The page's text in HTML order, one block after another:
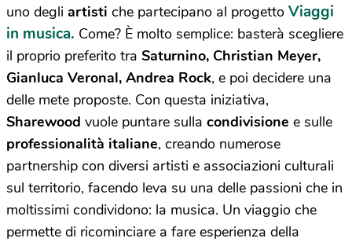
uno degli artisti che partecipano al progetto Viaggi
in musica. Come? È molto semplice: basterà scegliere
il proprio preferito tra Saturnino, Christian Meyer,
Gianluca Veronal, Andrea Rock, e poi decidere una
delle mete proposte. Con questa iniziativa,
Sharewood vuole puntare sulla condivisione e sulle
professionalità italiane, creando numerose
partnership con diversi artisti e associazioni culturali
sul territorio, facendo leva su una delle passioni che in
moltissimi condividono: la musica. Un viaggio che
permette di ricominciare a fare esperienza della